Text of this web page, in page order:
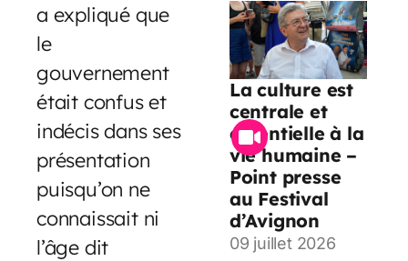
a expliqué que
le
gouvernement
était confus et
indécis dans ses
présentation
puisqu’on ne
connaissait ni
l’âge dit
La culture est
centrale et
essentielle à la
vie humaine –
Point presse
au Festival
d’Avignon
09 juillet 2026